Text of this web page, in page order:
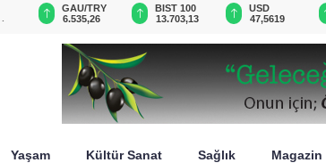
GAU/TRY
6.535,26
BIST 100
13.703,13
USD
47,5619
Yaşam Kültür Sanat Sağlık Magazin